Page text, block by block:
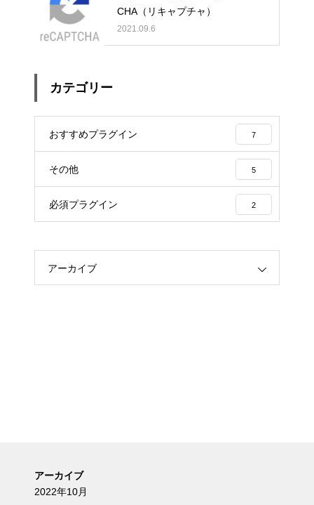
CHA（リキャプチャ）
2021.09.6
カテゴリー
おすすめプラグイン 7
その他 5
必須プラグイン 2
アーカイブ
アーカイブ
2022年10月